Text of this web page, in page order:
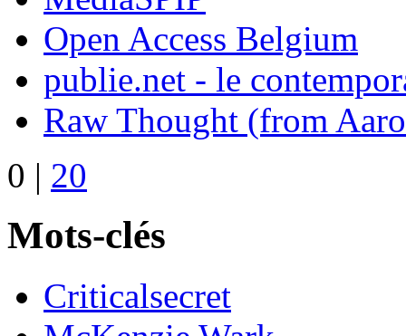
Open Access Belgium
publie.net - le
Raw Thought (from
0 | 20
Mots-clés
Criticalsecret